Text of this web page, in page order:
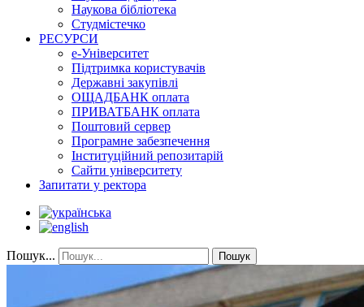
Наукова бібліотека
Студмістечко
РЕСУРСИ
е-Університет
Підтримка користувачів
Державні закупівлі
ОЩАДБАНК оплата
ПРИВАТБАНК оплата
Поштовий сервер
Програмне забезпечення
Інституційний репозитарій
Сайти університету
Запитати у ректора
Пошук... Пошук